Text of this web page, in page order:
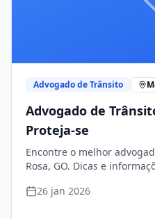
Advogado de Trânsito
Advogado de
Proteja-se
Encontre o melhor
Rosa, GO. Dicas e
26 jan 2026